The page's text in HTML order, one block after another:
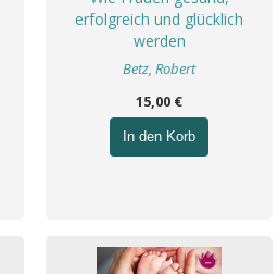
erfolgreich und glücklich
werden
Betz, Robert
15,00 €
In den Korb